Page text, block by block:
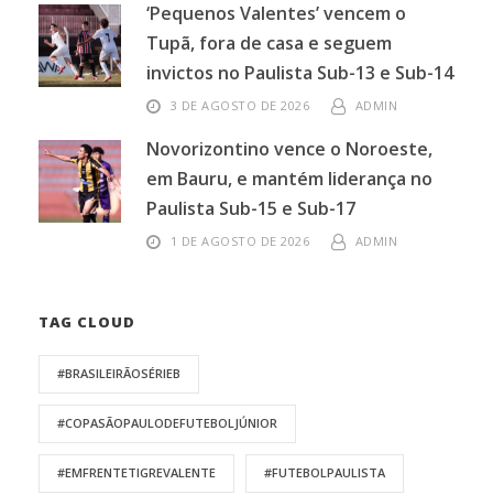
‘Pequenos Valentes’ vencem o
Tupã, fora de casa e seguem
invictos no Paulista Sub-13 e Sub-14
3 DE AGOSTO DE 2026 ADMIN
Novorizontino vence o Noroeste,
em Bauru, e mantém liderança no
Paulista Sub-15 e Sub-17
1 DE AGOSTO DE 2026 ADMIN
TAG CLOUD
#BRASILEIRÃOSÉRIEB
#COPASÃOPAULODEFUTEBOLJÚNIOR
#EMFRENTETIGREVALENTE #FUTEBOLPAULISTA